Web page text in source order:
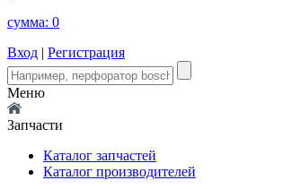
сумма: 0
Вход | Регистрация
Меню
Запчасти
Каталог запчастей
Каталог производителей